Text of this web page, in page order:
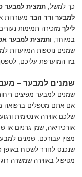
כך למשל, תמצית למבער
למבער ורד הבר מעוררות
לילך מזכירה תמימות
במיוחד, ותמצית למבער
שמנים נוספות המיועדות
בזו המועדפת עליכם,
שמנים למבער –
שמנים למבער מפיצים
אם אתם מטפלים ברפואה
שלכם אווירה אינטימית
אורכידיאה, שמן גרניום
מצוין עבורכם. שמנים
שנכנס לחדר לשכוח באופן
מטיפול באווירה שמשרה